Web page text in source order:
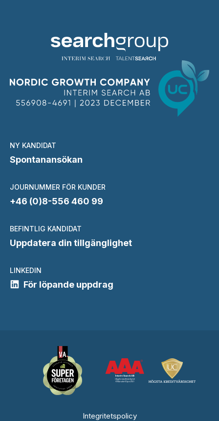
NY KANDIDAT
Spontanansökan
JOURNUMMER FÖR KUNDER
+46 (0)8-556 460 99
BEFINTLIG KANDIDAT
Uppdatera din tillgänglighet
LINKEDIN
För löpande uppdrag
Integritetspolicy